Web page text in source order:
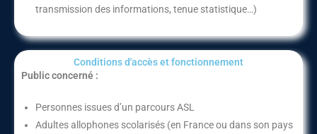
transmission des informations, tenue statistique…)
Conditions d'accès et fonctionnement​
Public concerné :
Personnes issues d’un parcours ASL
Adultes allophones scolarisés (en France ou dans son pays